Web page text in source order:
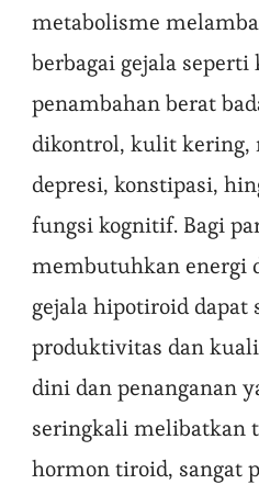
metabolisme
berbagai gejala
penambahan berat
dikontrol, kulit kering,
depresi, konstipasi,
fungsi kognitif. Bagi
membutuhkan energi
gejala hipotiroid dapat
produktivitas dan
dini dan penanganan
seringkali melibatkan
hormon tiroid, sangat